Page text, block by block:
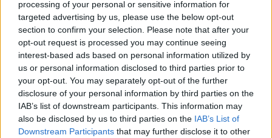
processing of your personal or sensitive information for
targeted advertising by us, please use the below opt-out
section to confirm your selection. Please note that after your
opt-out request is processed you may continue seeing
interest-based ads based on personal information utilized by
us or personal information disclosed to third parties prior to
your opt-out. You may separately opt-out of the further
disclosure of your personal information by third parties on the
IAB’s list of downstream participants. This information may
also be disclosed by us to third parties on the IAB’s List of
Downstream Participants that may further disclose it to other
török-holland Altin Gün például sosem lépett fel
világzenei fesztiválokon – egyszerűen csak
elkezdett klubokban fellépni, és sikeres lett. A
zenéjüket nem egy címke, hanem az érdemük
adja el.
Mik a legizgalmasabb dolgok számodra
mostanság ezen a sokszínű zenei térfélen? Mi
zajlik ebben az időszakban a többé-már-nem-
világzenében?